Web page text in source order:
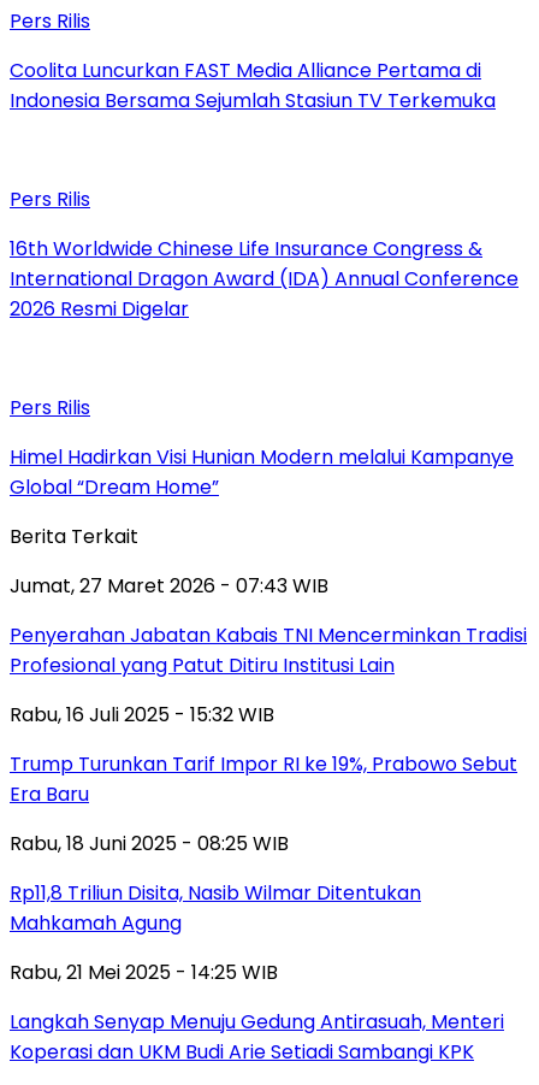
Pers Rilis
Coolita Luncurkan FAST Media Alliance Pertama di
Indonesia Bersama Sejumlah Stasiun TV Terkemuka
Pers Rilis
16th Worldwide Chinese Life Insurance Congress &
International Dragon Award (IDA) Annual Conference
2026 Resmi Digelar
Pers Rilis
Himel Hadirkan Visi Hunian Modern melalui Kampanye
Global “Dream Home”
Berita Terkait
Jumat, 27 Maret 2026 - 07:43 WIB
Penyerahan Jabatan Kabais TNI Mencerminkan Tradisi
Profesional yang Patut Ditiru Institusi Lain
Rabu, 16 Juli 2025 - 15:32 WIB
Trump Turunkan Tarif Impor RI ke 19%, Prabowo Sebut
Era Baru
Rabu, 18 Juni 2025 - 08:25 WIB
Rp11,8 Triliun Disita, Nasib Wilmar Ditentukan
Mahkamah Agung
Rabu, 21 Mei 2025 - 14:25 WIB
Langkah Senyap Menuju Gedung Antirasuah, Menteri
Koperasi dan UKM Budi Arie Setiadi Sambangi KPK